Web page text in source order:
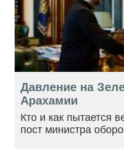
Давление на
Арахамии
Кто и как пытается
пост министра